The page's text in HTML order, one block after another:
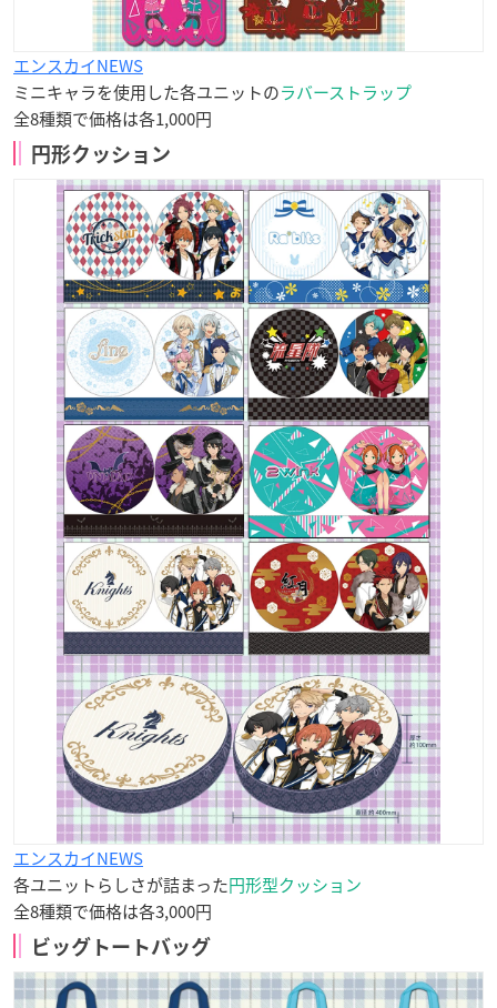
エンスカイNEWS
ミニキャラを使用した各ユニットのラバーストラップ
全8種類で価格は各1,000円
円形クッション
エンスカイNEWS
各ユニットらしさが詰まった円形型クッション
全8種類で価格は各3,000円
ビッグトートバッグ